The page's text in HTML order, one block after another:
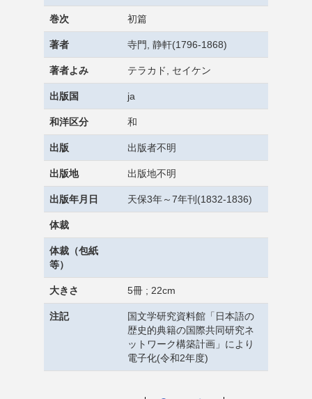
巻次 初篇
著者 寺門, 静軒(1796-1868)
著者よみ テラカド, セイケン
出版国 ja
和洋区分 和
出版 出版者不明
出版地 出版地不明
出版年月日 天保3年～7年刊(1832-1836)
体裁
体裁（包紙
等）
大きさ 5冊 ; 22cm
注記
国文学研究資料館「日本語の
歴史的典籍の国際共同研究ネ
ットワーク構築計画」により
電子化(令和2年度)